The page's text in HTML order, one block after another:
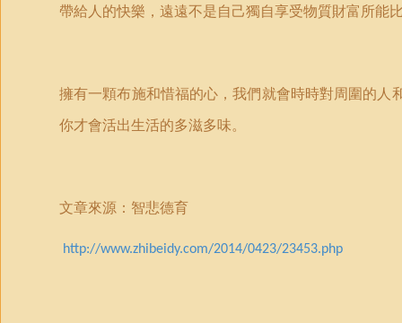
帶給人的快樂，遠遠不是自己獨自享受物質財富所能
擁有一顆布施和惜福的心，我們就會時時對周圍的
你才會活出生活的多滋多味。
文章來源：智悲德育
http://www.zhibeidy.com/2014/0423/23453.php